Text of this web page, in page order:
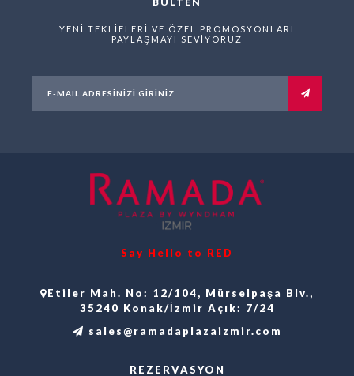
YENİ TEKLİFLERİ VE ÖZEL PROMOSYONLARI
PAYLAŞMAYI SEVİYORUZ
Say Hello to RED
Etiler Mah. No: 12/104, Mürselpaşa Blv.,
35240 Konak/İzmir Açık: 7/24
sales@ramadaplazaizmir.com
REZERVASYON